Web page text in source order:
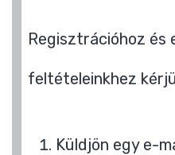
Regisztrációhoz és
feltételeinkhez
Küldjön egy e-